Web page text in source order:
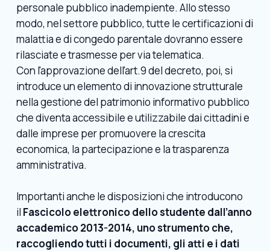
personale pubblico inadempiente. Allo stesso
modo, nel settore pubblico, tutte le certificazioni di
malattia e di congedo parentale dovranno essere
rilasciate e trasmesse per via telematica.
Con l'approvazione dell'art.9 del decreto, poi, si
introduce un elemento di innovazione strutturale
nella gestione del patrimonio informativo pubblico
che diventa accessibile e utilizzabile dai cittadini e
dalle imprese per promuovere la crescita
economica, la partecipazione e la trasparenza
amministrativa.
Importanti anche le disposizioni che introducono
il Fascicolo elettronico dello studente dall’anno
accademico 2013-2014, uno strumento che,
raccogliendo tutti i documenti, gli atti e i dati